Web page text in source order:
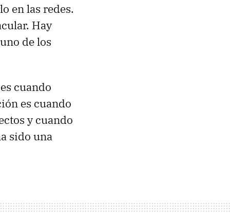
en las redes.
Hay
de los
cuando
es cuando
y cuando
sido una